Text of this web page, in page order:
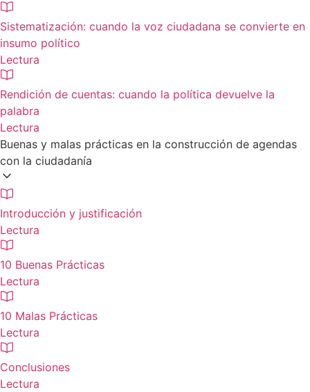
Sistematización: cuando la voz ciudadana se convierte en
insumo político
Lectura
Rendición de cuentas: cuando la política devuelve la
palabra
Lectura
Buenas y malas prácticas en la construcción de agendas
con la ciudadanía
Introducción y justificación
Lectura
10 Buenas Prácticas
Lectura
10 Malas Prácticas
Lectura
Conclusiones
Lectura